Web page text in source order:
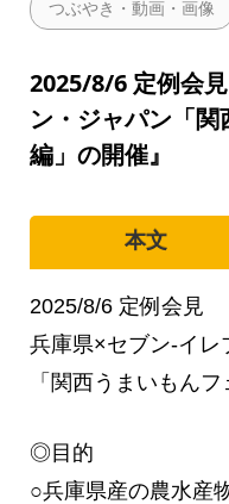
つぶやき・動画・画像
2025/8/6 定例会
ン・ジャパン「
編」の開催』
本文
2025/8/6 定例会見
兵庫県×セブン-イレ
「関西うまいもん
◎目的
○兵庫県産の農水産